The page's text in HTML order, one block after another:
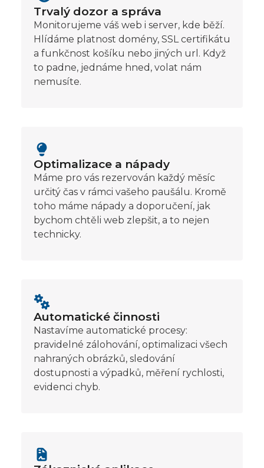
Trvalý dozor a správa
Monitorujeme váš web i server, kde běží.
Hlídáme platnost domény, SSL certifikátu
a funkčnost košíku nebo jiných url. Když
to padne, jednáme hned, volat nám
nemusíte.
Optimalizace a nápady
Máme pro vás rezervován každý měsíc
určitý čas v rámci vašeho paušálu. Kromě
toho máme nápady a doporučení, jak
bychom chtěli web zlepšit, a to nejen
technicky.
Automatické činnosti
Nastavíme automatické procesy:
pravidelné zálohování, optimalizaci všech
nahraných obrázků, sledování
dostupnosti a výpadků, měření rychlosti,
evidenci chyb.